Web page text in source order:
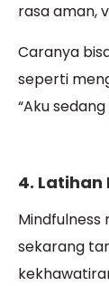
rasa aman,
Caranya
seperti
“Aku
4. Latihan
sekarang